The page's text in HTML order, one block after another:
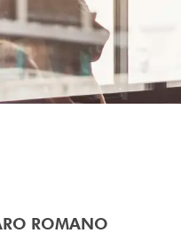
ROMANO